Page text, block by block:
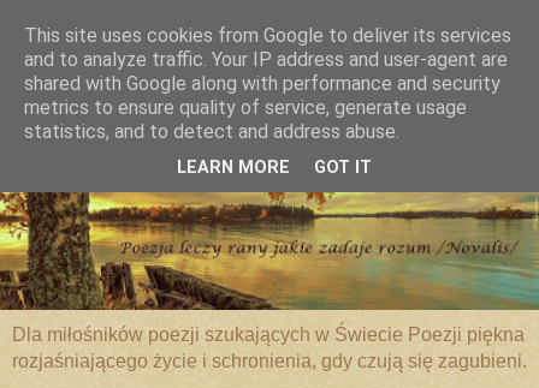
Dla miłośników poezji szukających w Świecie Poezji piękna
rozjaśniającego życie i schronienia, gdy czują się zagubieni.
This site uses cookies from Google to deliver its services
and to analyze traffic. Your IP address and user-agent are
shared with Google along with performance and security
metrics to ensure quality of service, generate usage
statistics, and to detect and address abuse.
LEARN MORE GOT IT